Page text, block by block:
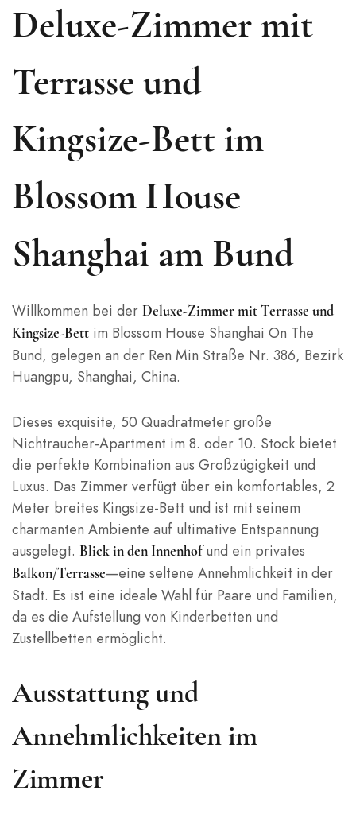
Deluxe-Zimmer mit
Terrasse und
Kingsize-Bett im
Blossom House
Shanghai am Bund
Willkommen bei der Deluxe-Zimmer mit Terrasse und
Kingsize-Bett im Blossom House Shanghai On The
Bund, gelegen an der Ren Min Straße Nr. 386, Bezirk
Huangpu, Shanghai, China.
Dieses exquisite, 50 Quadratmeter große
Nichtraucher-Apartment im 8. oder 10. Stock bietet
die perfekte Kombination aus Großzügigkeit und
Luxus. Das Zimmer verfügt über ein komfortables, 2
Meter breites Kingsize-Bett und ist mit seinem
charmanten Ambiente auf ultimative Entspannung
ausgelegt. Blick in den Innenhofund ein privates
Balkon/Terrasse—eine seltene Annehmlichkeit in der
Stadt. Es ist eine ideale Wahl für Paare und Familien,
da es die Aufstellung von Kinderbetten und
Zustellbetten ermöglicht.
Ausstattung und
Annehmlichkeiten im
Zimmer